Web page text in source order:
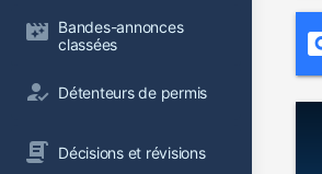
Bandes-annonces
classées
Détenteurs de permis
Décisions et révisions